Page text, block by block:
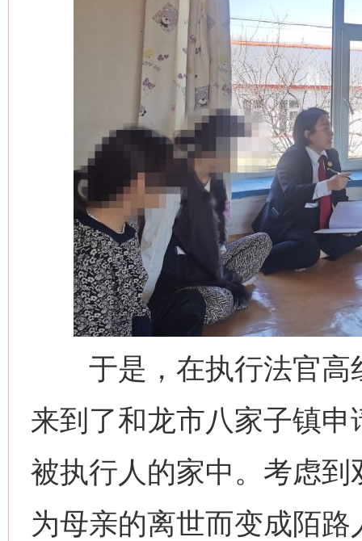
于是，在执行法官高
来到了和龙市八家子镇
被执行人的家中。考虑
为母亲的离世而变成陌